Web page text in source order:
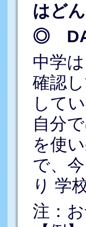
はど
◎
中学
確認
して
自分
を使
で、
り 学
注：